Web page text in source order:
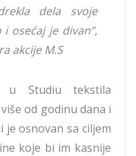
dela svoje
osećaj je divan”,
akcije M.S
u Studiu tekstila
od godinu dana i
je osnovan sa ciljem
koje bi im kasnije